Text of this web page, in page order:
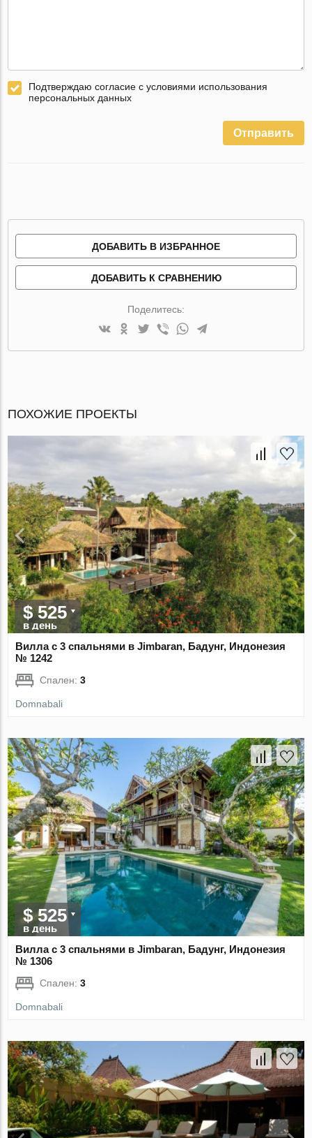
Подтверждаю согласие с условиями использования
персональных данных
Отправить
ДОБАВИТЬ В ИЗБРАННОЕ
ДОБАВИТЬ К СРАВНЕНИЮ
Поделитесь:
ПОХОЖИЕ ПРОЕКТЫ
$ 525
в день
Вилла с 3 спальнями в Jimbaran, Бадунг, Индонезия
№ 1242
Спален:3
Domnabali
$ 525
в день
Вилла с 3 спальнями в Jimbaran, Бадунг, Индонезия
№ 1306
Спален:3
Domnabali